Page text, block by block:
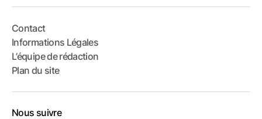
Contact
Informations Légales
L’équipe de rédaction
Plan du site
Nous suivre